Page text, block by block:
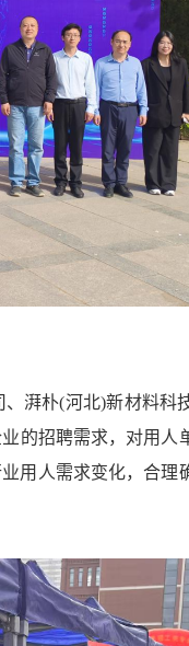
、湃朴(河北)新材料科
的招聘需求，对用人
用人需求变化，合理